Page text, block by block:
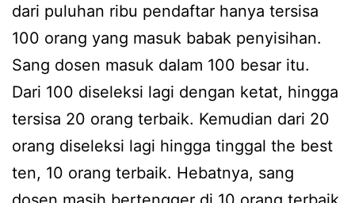
dari puluhan ribu pendaftar hanya tersisa
100 orang yang masuk babak penyisihan.
Sang dosen masuk dalam 100 besar itu.
Dari 100 diseleksi lagi dengan ketat, hingga
tersisa 20 orang terbaik. Kemudian dari 20
orang diseleksi lagi hingga tinggal the best
ten, 10 orang terbaik. Hebatnya, sang